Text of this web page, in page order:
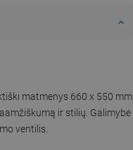
matmenys 660 x 550 mm
ir stilių. Galimybė
ventilis.